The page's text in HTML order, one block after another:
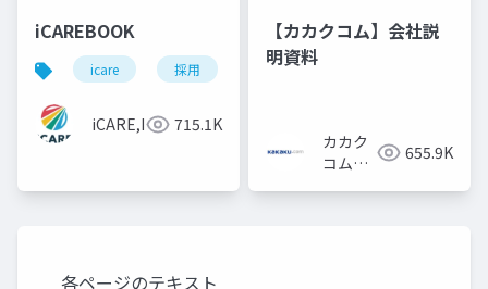
iCAREBOOK
icare 採用 カルチャーデック
iCARE,Inc 715.1K
【カカクコム】会社説
明資料
カカク
コム採
655.9K
各ページのテキスト